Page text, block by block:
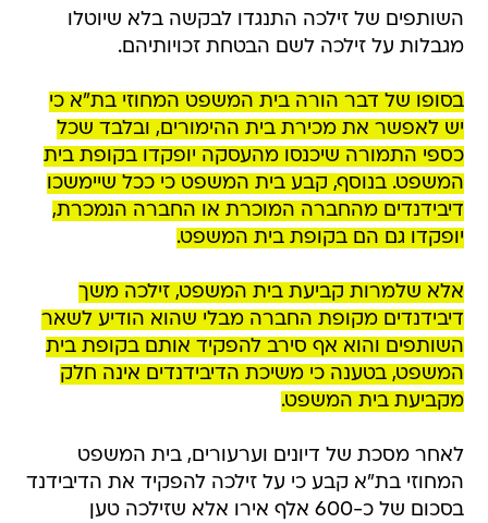
השותפים של זילכה התנגדו לבקשה בלא שיוטלו
מגבלות על זילכה לשם הבטחת זכויותיהם.
בסופו של דבר הורה בית המשפט המחוזי בת"א כי
יש לאפשר את מכירת בית ההימורים, ובלבד שכל
כספי התמורה שיכנסו מהעסקה יופקדו בקופת בית
המשפט. בנוסף, קבע בית המשפט כי ככל שיימשכו
דיבידנדים מהחברה המוכרת או החברה הנמכרת,
יופקדו גם הם בקופת בית המשפט.
אלא שלמרות קביעת בית המשפט, זילכה משך
דיבידנדים מקופת החברה מבלי שהוא הודיע לשאר
השותפים והוא אף סירב להפקיד אותם בקופת בית
המשפט, בטענה כי משיכת הדיבידנדים אינה חלק
מקביעת בית המשפט.
לאחר מסכת של דיונים וערעורים, בית המשפט
המחוזי בת"א קבע כי על זילכה להפקיד את הדיבידנד
בסכום של כ-600 אלף אירו אלא שזילכה טען